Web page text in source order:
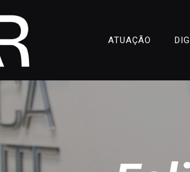
ATUAÇÃO